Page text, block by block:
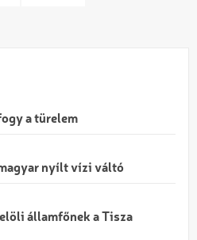
a türelem
nyílt vízi váltó
államfőnek a Tisza